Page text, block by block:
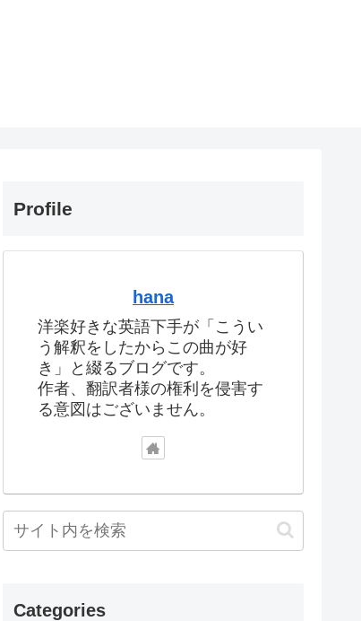
Profile
hana
洋楽好きな英語下手が「こうい
う解釈をしたからこの曲が好
き」と綴るブログです。
作者、翻訳者様の権利を侵害す
る意図はございません。
Categories